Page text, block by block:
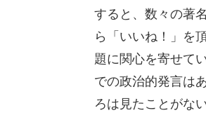
すると、数々の著
ら「いいね！」を
題に関心を寄せて
での政治的発言は
ろは見たことがない